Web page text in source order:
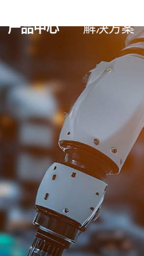
产品中心 解决方案